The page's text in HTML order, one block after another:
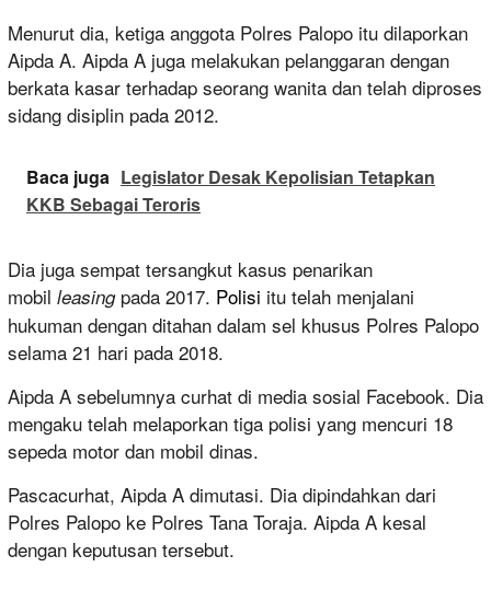
Menurut dia, ketiga anggota Polres Palopo itu dilaporkan
Aipda A. Aipda A juga melakukan pelanggaran dengan
berkata kasar terhadap seorang wanita dan telah diproses
sidang disiplin pada 2012.
Baca juga Legislator Desak Kepolisian Tetapkan
KKB Sebagai Teroris
Dia juga sempat tersangkut kasus penarikan
mobil leasing pada 2017. Polisi itu telah menjalani
hukuman dengan ditahan dalam sel khusus Polres Palopo
selama 21 hari pada 2018.
Aipda A sebelumnya curhat di media sosial Facebook. Dia
mengaku telah melaporkan tiga polisi yang mencuri 18
sepeda motor dan mobil dinas.
Pascacurhat, Aipda A dimutasi. Dia dipindahkan dari
Polres Palopo ke Polres Tana Toraja. Aipda A kesal
dengan keputusan tersebut.